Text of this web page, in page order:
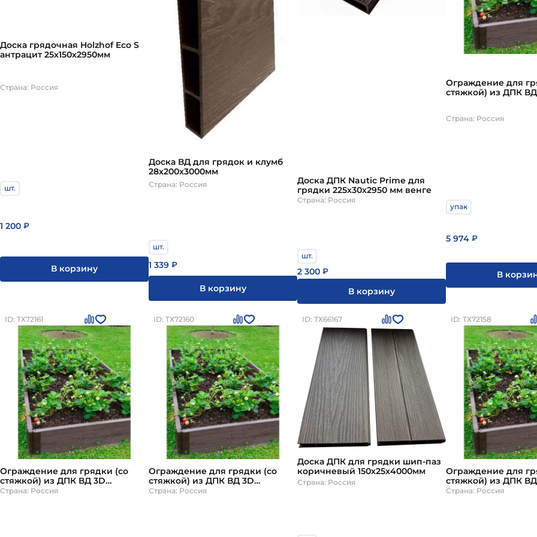
засыпают дренаж (5–10 см), затем грунт. Бордюры укладывают в канавки (3–5 см), фиксируют
устанавливайте без выравнивания. Для тяжёлой глинистой почвы нужен дополнительный дренаж.
Деревянные бордюры без пропитки сгниют за сезон.
Доска грядочная Holzhof Eco S
антрацит 25х150х2950мм
Страна: Россия
шт.
1 200 ₽
В корзину
Доска ВД для грядок и клумб
28х200х3000мм
Страна: Россия
шт.
1 339 ₽
В корзину
Доска ДПК Nautic Prime для
грядки 225х30х2950 мм венге
Страна: Россия
шт.
2 300 ₽
В корзину
Ограждение для
стяжкой) из ДПК
Страна: Россия
упак
5 974 ₽
В
ID: ТХ72161
Ограждение для грядки (со
стяжкой) из ДПК ВД 3D
тиснение под дерево
Страна: Россия
ID: ТХ72160
Ограждение для грядки (со
стяжкой) из ДПК ВД 3D
тиснение под дерево
Страна: Россия
ID: ТХ66167
Доска ДПК для грядки шип-паз
коричневый 150х25х4000мм
Страна: Россия
ID: ТХ72158
Ограждение для
стяжкой) из ДПК
тиснение под
Страна: Россия